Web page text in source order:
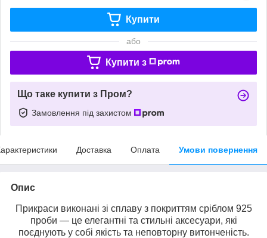
Купити
або
Купити з
Що таке купити з Пром?
Замовлення під захистом
Доставка Оплата Умови повернення
Опис
Прикраси виконані зі сплаву з покриттям сріблом 925
проби — це елегантні та стильні аксесуари, які
поєднують у собі якість та неповторну витонченість.